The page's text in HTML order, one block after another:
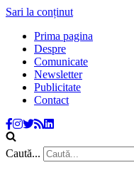
Sari la conținut
Prima pagina
Despre
Comunicate
Newsletter
Publicitate
Contact
Caută...